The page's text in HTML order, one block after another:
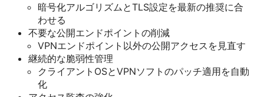
暗号化アルゴリズムとTLS設定を最新の推奨に合
わせる
不要な公開エンドポイントの削減
VPNエンドポイント以外の公開アクセスを見直す
継続的な脆弱性管理
クライアントOSとVPNソフトのパッチ適用を自動
化